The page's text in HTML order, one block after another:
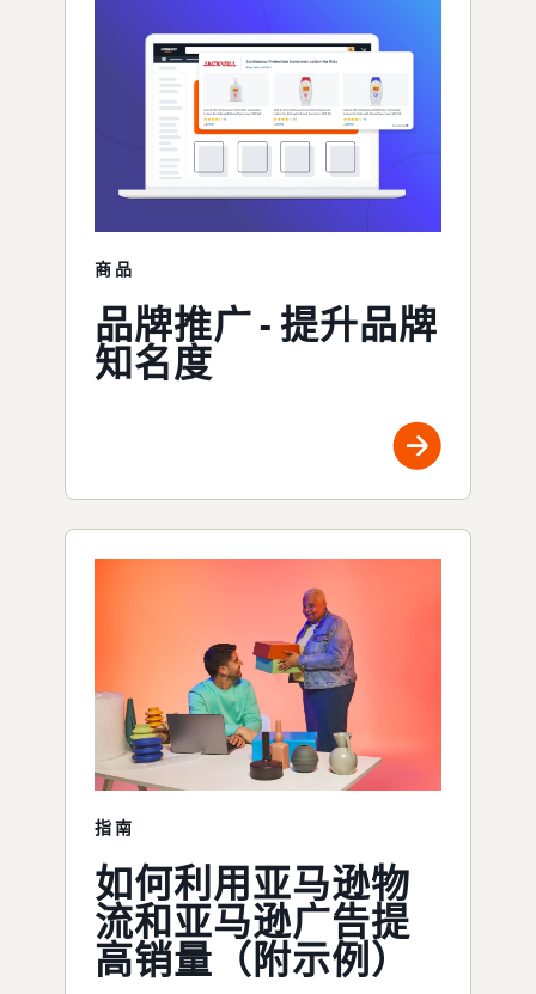
商品
品牌推广 - 提升品牌
知名度
指南
如何利用亚马逊物
流和亚马逊广告提
高销量（附示例）